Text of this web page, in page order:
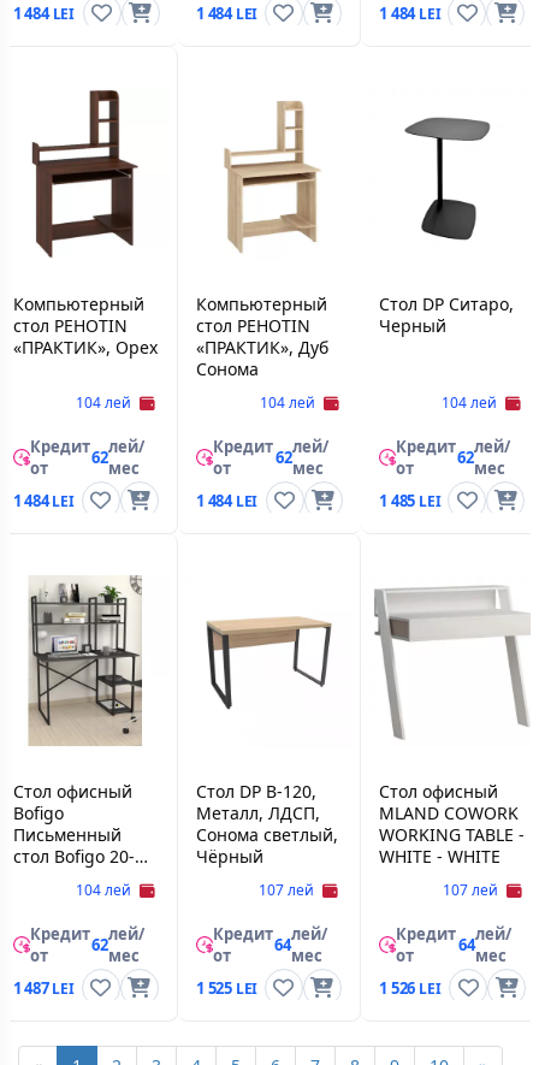
1 484
1 484
1 484
Компьютерный
стол PEHOTIN
«ПРАКТИК», Орех
104 лей
Кредит
от
62лей/
мес
1 484
Компьютерный
стол PEHOTIN
«ПРАКТИК», Дуб
Сонома
104 лей
Кредит
от
62лей/
мес
1 484
Стол DP Ситаро,
Черный
104 лей
Кредит
от
62лей/
мес
1 485
Стол офисный
Bofigo
Письменный
стол Bofigo 20-
104 лей
Кредит
от
62лей/
мес
1 487
Стол DP B-120,
Металл, ЛДСП,
Сонома светлый,
Чёрный
107 лей
Кредит
от
64лей/
мес
1 525
Стол офисный
MLAND COWORK
WORKING TABLE -
WHITE - WHITE
107 лей
Кредит
от
64лей/
мес
1 526